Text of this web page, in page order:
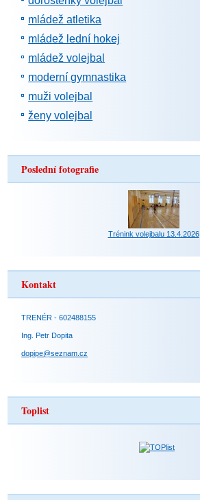
mládež atletika
mládež lední hokej
mládež volejbal
moderní gymnastika
muži volejbal
ženy volejbal
Poslední fotografie
Trénink volejbalu 13.4.2026
Kontakt
TRENÉR - 602488155
Ing. Petr Dopita
dopipe@seznam.cz
Toplist